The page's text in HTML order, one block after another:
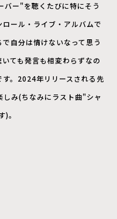
ー"を聴くたびに特にそう
ール・ライブ・アルバムで
自分は情けないなって思う
ても発言も相変わらずなの
。2024年リリースされる先
しみ(ちなみにラスト曲"シャ
)。